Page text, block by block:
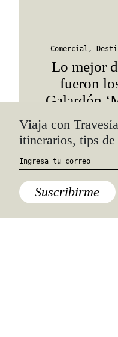
Comercial ,
Lo mejor
fueron
Galardón